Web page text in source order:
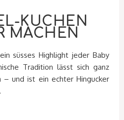
KUCHEN
MACHEN
süsses Highlight jeder Baby
Tradition lässt sich ganz
– und ist ein echter Hingucker